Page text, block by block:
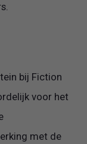
bij Fiction
voor het
met de